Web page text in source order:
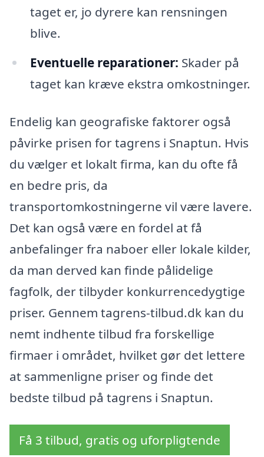
taget er, jo dyrere kan rensningen
blive.
Eventuelle reparationer: Skader på
taget kan kræve ekstra omkostninger.
Endelig kan geografiske faktorer også
påvirke prisen for tagrens i Snaptun. Hvis
du vælger et lokalt firma, kan du ofte få
en bedre pris, da
transportomkostningerne vil være lavere.
Det kan også være en fordel at få
anbefalinger fra naboer eller lokale kilder,
da man derved kan finde pålidelige
fagfolk, der tilbyder konkurrencedygtige
priser. Gennem tagrens-tilbud.dk kan du
nemt indhente tilbud fra forskellige
firmaer i området, hvilket gør det lettere
at sammenligne priser og finde det
bedste tilbud på tagrens i Snaptun.
Få 3 tilbud, gratis og uforpligtende